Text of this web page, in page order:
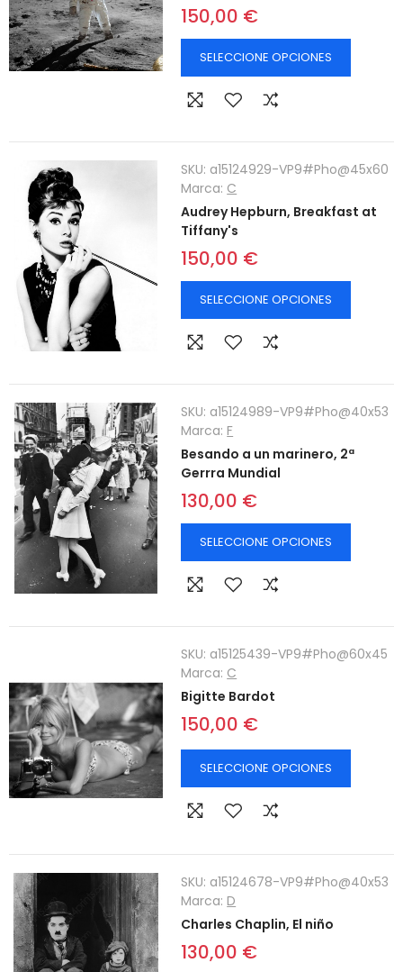
150,00 €
SELECCIONE OPCIONES
SKU: a15124929-VP9#Pho@45x60
Marca: C
Audrey Hepburn, Breakfast at
Tiffany's
150,00 €
SELECCIONE OPCIONES
SKU: a15124989-VP9#Pho@40x53
Marca:F
Besando a un marinero, 2ª
Gerrra Mundial
130,00 €
SELECCIONE OPCIONES
SKU: a15125439-VP9#Pho@60x45
Marca: C
Bigitte Bardot
150,00 €
SELECCIONE OPCIONES
SKU: a15124678-VP9#Pho@40x53
Marca:D
Charles Chaplin, El niño
130,00 €